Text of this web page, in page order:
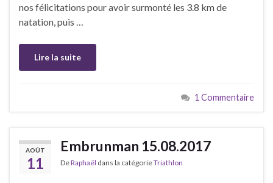
nos félicitations pour avoir surmonté les 3.8 km de
natation, puis …
Lire la suite
1 Commentaire
AOÛT
11
Embrunman 15.08.2017
DeRaphaël dans la catégorieTriathlon